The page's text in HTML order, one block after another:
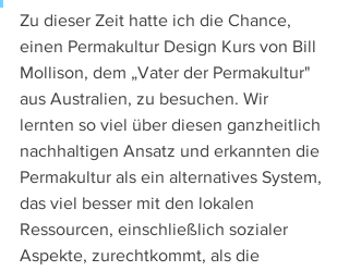
Zu dieser Zeit hatte ich die Chance,
einen Permakultur Design Kurs von Bill
Mollison, dem „Vater der Permakultur"
aus Australien, zu besuchen. Wir
lernten so viel über diesen ganzheitlich
nachhaltigen Ansatz und erkannten die
Permakultur als ein alternatives System,
das viel besser mit den lokalen
Ressourcen, einschließlich sozialer
Aspekte, zurechtkommt, als die